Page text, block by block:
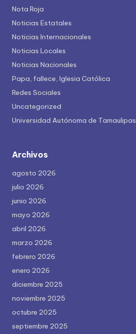
Nota Roja
Noticias Estatales
Noticias Internacionales
Noticias Locales
Noticias Nacionales
Papa, fallece, Iglesia Católica
Redes Sociales
Uncategorized
Universidad Autónoma de Tamaulipas
Archivos
agosto 2026
julio 2026
junio 2026
mayo 2026
abril 2026
marzo 2026
febrero 2026
enero 2026
diciembre 2025
noviembre 2025
octubre 2025
septiembre 2025